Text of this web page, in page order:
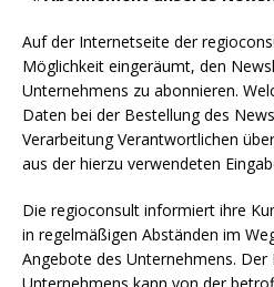
Auf der Internetseite der
Möglichkeit eingeräumt, den
Unternehmens zu abonnieren.
Daten bei der Bestellung des
Verarbeitung Verantwortlichen
aus der hierzu verwendeten
Die regioconsult informiert ihre
in regelmäßigen Abständen im
Angebote des Unternehmens.